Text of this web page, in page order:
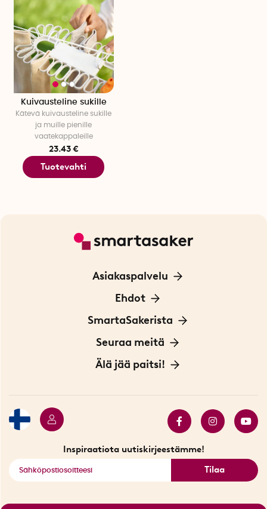
Kuivausteline sukille
Kätevä kuivausteline sukille
ja muille pienille
vaatekappaleille
23.43 €
Tuotevahti
Asiakaspalvelu
Ota yhteyttä
Ehdot
Tietoa evästeistä
Yksityisyydensuoja
Sopimusehdot
SmartaSakerista
Meistä
Myymälä Tukholmassa
Seuraa meitä
Innovaattoriblogi
Älä jää paitsi!
Inspiraatiota uutiskirjeestämme!
Tilaa